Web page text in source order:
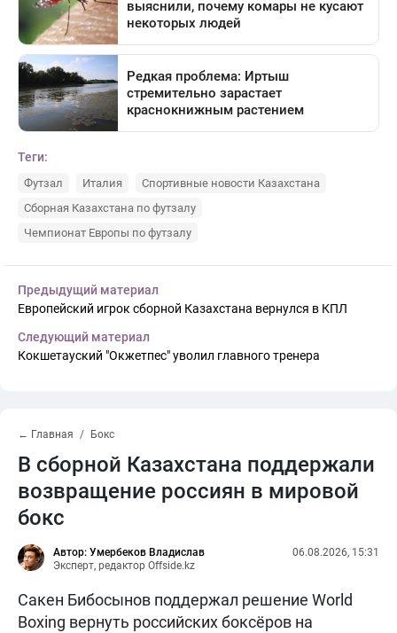
Теги:
Футзал Италия
Спортивные новости Казахстана
Сборная Казахстана по футзалу
Чемпионат Европы по футзалу
Предыдущий материал
Европейский игрок сборной Казахстана вернулся в КПЛ
Следующий материал
Кокшетауский "Окжетпес" уволил главного тренера
← Главная Бокс
В сборной Казахстана поддержали
возвращение россиян в мировой
бокс
Автор: Умербеков Владислав
Эксперт, редактор Offside.kz
06.08.2026, 15:31
Сакен Бибосынов поддержал решение World
Boxing вернуть российских боксёров на